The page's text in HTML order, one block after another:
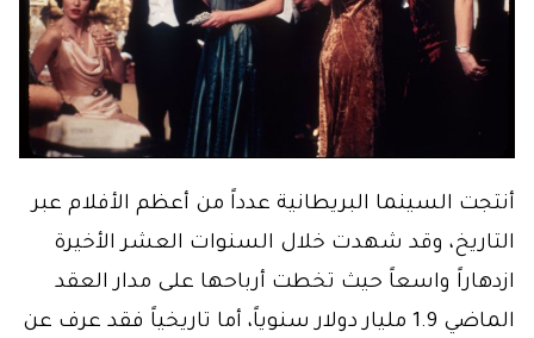
أنتجت السينما البريطانية عدداً من أعظم الأفلام عبر
التاريخ، وقد شهدت خلال السنوات العشر الأخيرة
ازدهاراً واسعاً حيث تخطت أرباحها على مدار العقد
الماضي 1.9 مليار دولار سنوياً، أما تاريخياً فقد عرف عن